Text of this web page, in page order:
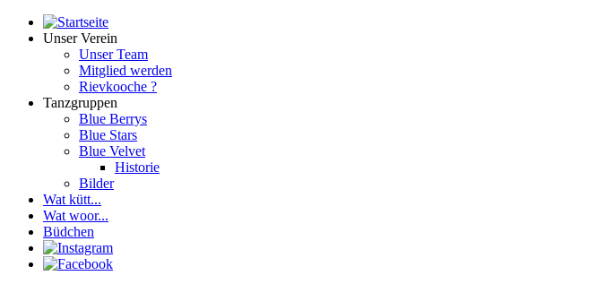
Unser Verein
Unser Team
Mitglied werden
Rievkooche ?
Tanzgruppen
Blue Berrys
Blue Stars
Blue Velvet
Historie
Bilder
Wat kütt...
Wat woor...
Büdchen